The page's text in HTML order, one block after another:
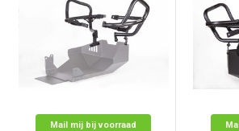
Mail mij bij voorraad